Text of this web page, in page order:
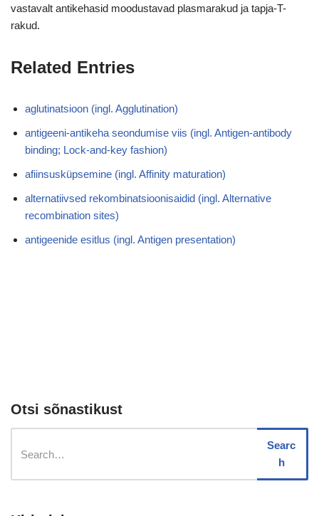
vastavalt antikehasid moodustavad plasmarakud ja tapja-T-
rakud.
Related Entries
aglutinatsioon (ingl. Agglutination)
antigeeni-antikeha seondumise viis (ingl. Antigen-antibody
binding; Lock-and-key fashion)
afiinsusküpsemine (ingl. Affinity maturation)
alternatiivsed rekombinatsioonisaidid (ingl. Alternative
recombination sites)
antigeenide esitlus (ingl. Antigen presentation)
Otsi sõnastikust
Searc
h